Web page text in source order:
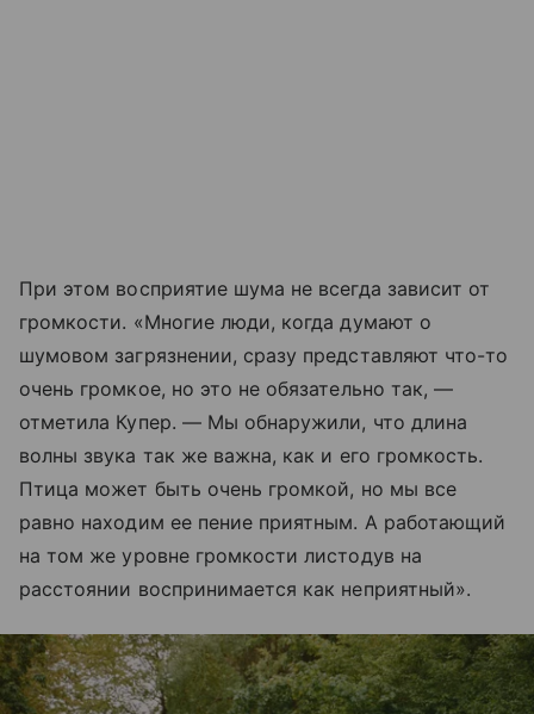
При этом восприятие шума не всегда зависит от
громкости. «Многие люди, когда думают о
шумовом загрязнении, сразу представляют что-то
очень громкое, но это не обязательно так, —
отметила Купер. — Мы обнаружили, что длина
волны звука так же важна, как и его громкость.
Птица может быть очень громкой, но мы все
равно находим ее пение приятным. А работающий
на том же уровне громкости листодув на
расстоянии воспринимается как неприятный».